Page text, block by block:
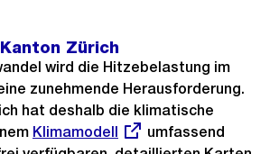
Zürich
wird die Hitzebelastung im
zunehmende Herausforderung.
hat deshalb die klimatische
Externer
Klimamodell
umfassend